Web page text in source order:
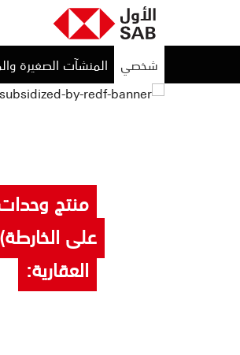
شخصي المنشآت الصغيرة
منتج
على
العقارية: